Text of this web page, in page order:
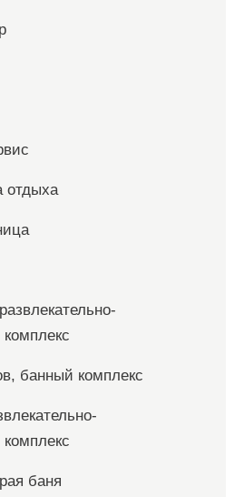
отдыха
банный комплекс
баня